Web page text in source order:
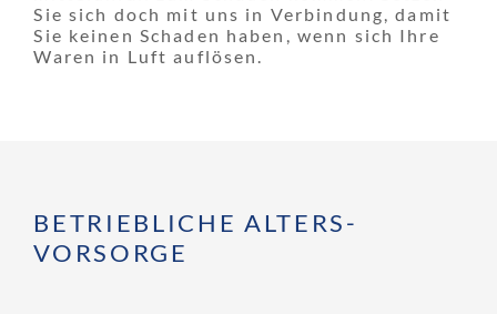
Sie sich doch mit uns in Verbindung, damit
Sie keinen Schaden haben, wenn sich Ihre
Waren in Luft auflösen.
BETRIEBLICHE ALTERS­
VORSORGE